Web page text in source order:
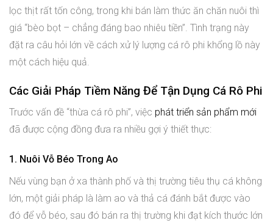
lọc thịt rất tốn công, trong khi bán làm thức ăn chăn nuôi thì
giá “bèo bọt – chẳng đáng bao nhiêu tiền”. Tình trạng này
đặt ra câu hỏi lớn về cách xử lý lượng cá rô phi khổng lồ này
một cách hiệu quả.
Các Giải Pháp Tiềm Năng Để Tận Dụng Cá Rô Phi
Trước vấn đề “thừa cá rô phi”, việc phát triển sản phẩm mới
đã được cộng đồng đưa ra nhiều gợi ý thiết thực:
1. Nuôi Vỗ Béo Trong Ao
Nếu vùng bạn ở xa thành phố và thị trường tiêu thụ cá không
lớn, một giải pháp là làm ao và thả cá đánh bắt được vào
đó để vỗ béo, sau đó bán ra thị trường khi đạt kích thước lớn